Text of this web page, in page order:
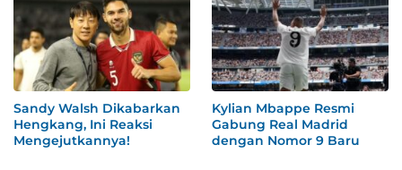
Sandy Walsh Dikabarkan
Hengkang, Ini Reaksi
Mengejutkannya!
Kylian Mbappe Resmi
Gabung Real Madrid
dengan Nomor 9 Baru